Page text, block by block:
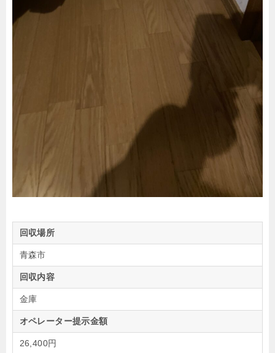
回収場所
青森市
回収内容
金庫
オペレーター提示金額
26,400円